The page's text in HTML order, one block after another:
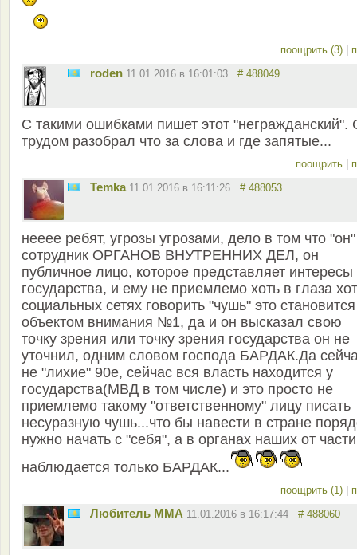
поощрить (3) |
roden 11.01.2016 в 16:01:03 # 488049
С такими ошибками пишет этот "негражданский".
трудом разобрал что за слова и где запятые...
поощрить |
Temka 11.01.2016 в 16:11:26 # 488053
нееее ребят, угрозы угрозами, дело в том что "он"
сотрудник ОРГАНОВ ВНУТРЕННИХ ДЕЛ, он
публичное лицо, которое представляет интересы
государства, и ему не приемлемо хоть в глаза
социальных сетях говорить "чушь" это становится
объектом внимания №1, да и он высказал свою
точку зрения или точку зрения государства он не
уточнил, одним словом господа БАРДАК.Да
не "лихие" 90е, сейчас вся власть находится у
государства(МВД в том числе) и это просто не
приемлемо такому "ответственному" лицу писать
несуразную чушь...что бы навести в стране
нужно начать с "себя", а в органах наших от части
наблюдается только БАРДАК...
поощрить (1) |
Любитель ММА 11.01.2016 в 16:17:44 # 488060